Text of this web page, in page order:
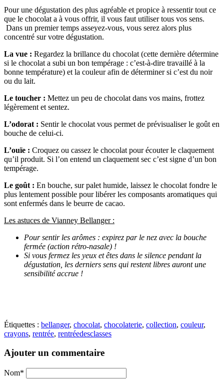
Pour une dégustation des plus agréable et propice à ressentir tout ce
que le chocolat a à vous offrir, il vous faut utiliser tous vos sens.
Dans un premier temps asseyez-vous, vous serez alors plus
concentré sur votre dégustation.
La vue : Regardez la brillance du chocolat (cette dernière détermine
si le chocolat a subi un bon tempérage : c’est-à-dire travaillé à la
bonne température) et la couleur afin de déterminer si c’est du noir
ou du lait.
Le toucher : Mettez un peu de chocolat dans vos mains, frottez
légèrement et sentez.
L’odorat : Sentir le chocolat vous permet de prévisualiser le goût en
bouche de celui-ci.
L’ouïe : Croquez ou cassez le chocolat pour écouter le claquement
qu’il produit. Si l’on entend un claquement sec c’est signe d’un bon
tempérage.
Le goût : En bouche, sur palet humide, laissez le chocolat fondre le
plus lentement possible pour libérer les composants aromatiques qui
sont enfermés dans le beurre de cacao.
Les astuces de Vianney Bellanger :
Pour sentir les arômes : expirez par le nez avec la bouche
fermée (action rétro-nasale) !
Si vous fermez les yeux et êtes dans le silence pendant la
dégustation, les derniers sens qui restent libres auront une
sensibilité accrue !
Étiquettes : bellanger, chocolat, chocolaterie, collection, couleur,
crayons, rentrée, rentréedesclasses
Ajouter un commentaire
Nom*